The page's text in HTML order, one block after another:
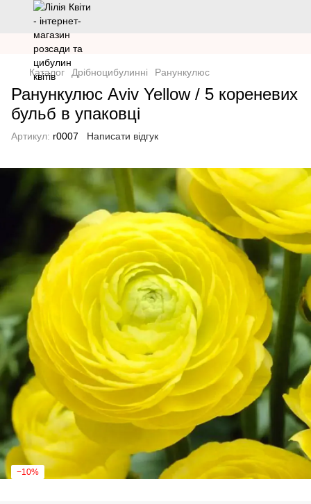
Каталог Дрібноцибулинні Ранункулюс
Ранункулюс Aviv Yellow / 5 кореневих
бульб в упаковці
Артикул: r0007 Написати відгук
−10%